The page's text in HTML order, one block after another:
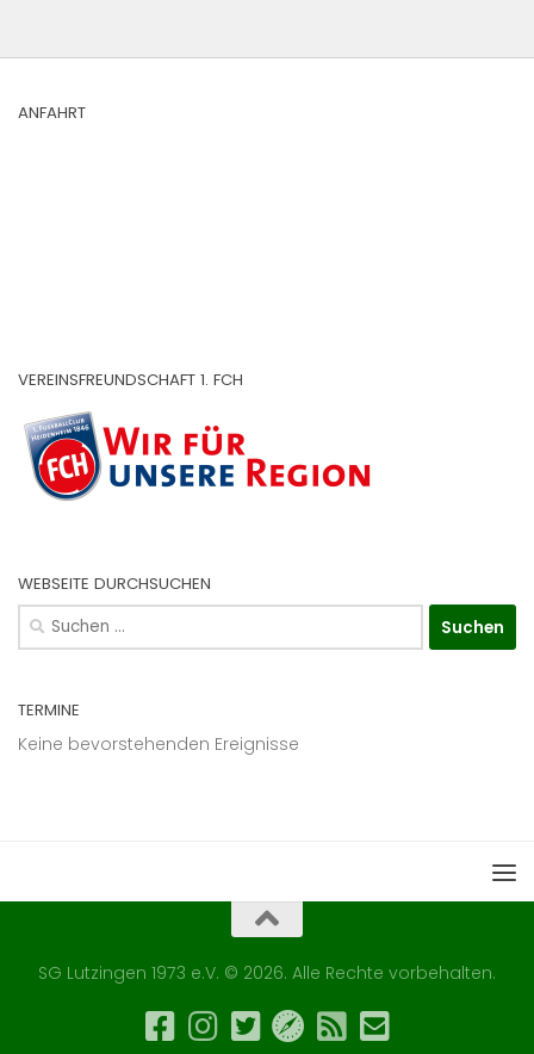
ANFAHRT
VEREINSFREUNDSCHAFT 1. FCH
WEBSEITE DURCHSUCHEN
Suchen
nach:
TERMINE
Keine bevorstehenden Ereignisse
SG Lutzingen 1973 e.V. © 2026. Alle Rechte vorbehalten.